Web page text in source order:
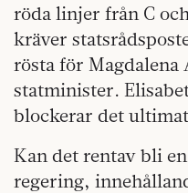
röda linjer från C
kräver
rösta för Magdalena
statminister.
blockerar det
Kan det rentav bli
regering,